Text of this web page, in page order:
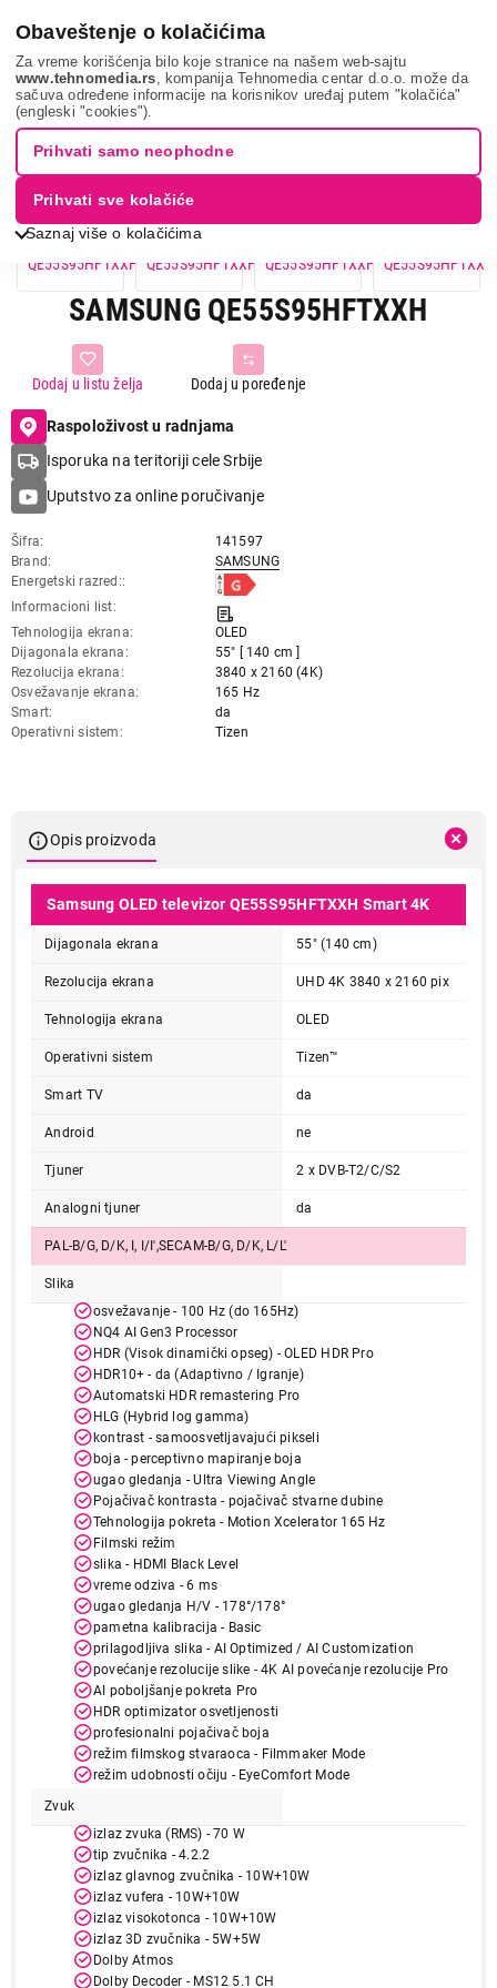
Obaveštenje o kolačićima
Za vreme korišćenja bilo koje stranice na našem web-sajtu
www.tehnomedia.rs , kompanija Tehnomedia centar d.o.o. može da
sačuva određene informacije na korisnikov uređaj putem "kolačića"
(engleski "cookies").
Saznaj više o kolačićima
Prihvati samo neophodne
Prihvati sve kolačiće
Samsung qe55s95...
SAMSUNG QE55S95HFTXXH
Dodaj u poređenje
Dodaj u listu želja
Raspoloživost u radnjama
Isporuka na teritoriji cele Srbije
Uputstvo za online poručivanje
Šifra
141597
Brand
SAMSUNG
Energetski razred:
Informacioni list
Tehnologija ekrana
OLED
Dijagonala ekrana
55" [ 140 cm ]
Rezolucija ekrana
3840 x 2160 (4K)
Osvežavanje ekrana
165 Hz
Smart
da
Operativni sistem
Tizen
Opis proizvoda
Samsung OLED televizor QE55S95HFTXXH Smart 4K
Dijagonala ekrana 55" (140 cm)
Rezolucija ekrana UHD 4K 3840 x 2160 pix
Tehnologija ekrana OLED
Operativni sistem Tizen™
Smart TV da
Android ne
Tjuner 2 x DVB-T2/C/S2
Analogni tjuner da
PAL-B/G, D/K, I, I/I',SECAM-B/G, D/K, L/L'
Slika
osvežavanje - 100 Hz (do 165Hz)
NQ4 AI Gen3 Processor
HDR (Visok dinamički opseg) - OLED HDR Pro
HDR10+ - da (Adaptivno / Igranje)
Automatski HDR remastering Pro
HLG (Hybrid log gamma)
kontrast - samoosvetljavajući pikseli
boja - perceptivno mapiranje boja
ugao gledanja - Ultra Viewing Angle
Pojačivač kontrasta - pojačivač stvarne dubine
Tehnologija pokreta - Motion Xcelerator 165 Hz
Filmski režim
slika - HDMI Black Level
vreme odziva - 6 ms
ugao gledanja H/V - 178°/178°
pametna kalibracija - Basic
prilagodljiva slika - AI Optimized / AI Customization
povećanje rezolucije slike - 4K AI povećanje rezolucije Pro
AI poboljšanje pokreta Pro
HDR optimizator osvetljenosti
profesionalni pojačivač boja
režim filmskog stvaraoca - Filmmaker Mode
režim udobnosti očiju - EyeComfort Mode
Zvuk
izlaz zvuka (RMS) - 70 W
tip zvučnika - 4.2.2
izlaz glavnog zvučnika - 10W+10W
izlaz vufera - 10W+10W
izlaz visokotonca - 10W+10W
izlaz 3D zvučnika - 5W+5W
Dolby Atmos
Dolby Decoder - MS12 5.1 CH
274.990,00
TELEVIZORI
SAMSUNG QE55S95HFTXXH
Proizvod je dodat u korpu.
Ukupno u korpi:0,00
Nastavi kupovinu
Završi kupovinu